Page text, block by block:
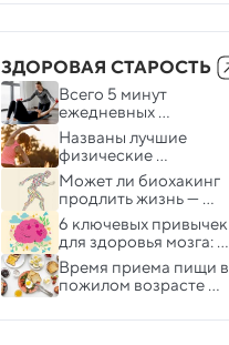
ЗДОРОВАЯ СТАРОСТЬ
Всего 5 минут
ежедневных
упражнений снижают
риск слабоумия на 41%
— ученые
Названы лучшие
физические
упражнения для
здоровья мозга
Может ли биохакинг
продлить жизнь —
отвечают специалисты
6 ключевых привычек
для здоровья мозга:
что защитит от
деменции и инсульта
Время приема пищи в
пожилом возрасте
влияет на здоровье